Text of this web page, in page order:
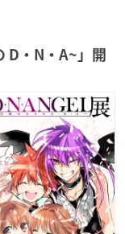
D・N・A~」開